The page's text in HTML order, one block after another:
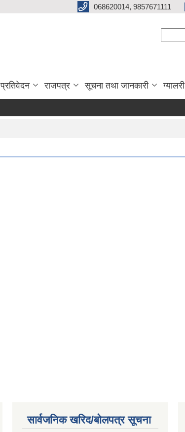
068620014, 9857671111
प्रतिवेदन राजपत्र सूचना तथा जानकारी ग्यालरी
सार्वजनिक खरिद/बोलपत्र सूचना